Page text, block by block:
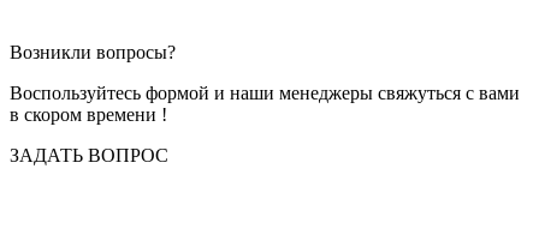
Возникли вопросы?
Воспользуйтесь формой и наши менеджеры свяжуться с вами
в скором времени !
ЗАДАТЬ ВОПРОС